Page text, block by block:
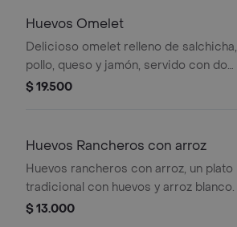
Huevos Omelet
Delicioso omelet relleno de salchicha,
pollo, queso y jamón, servido con dos
tajadas de pan baguette. Ideal para
$ 19.500
Huevos Rancheros con arroz
Huevos rancheros con arroz, un plato
tradicional con huevos y arroz blanco.
$ 13.000